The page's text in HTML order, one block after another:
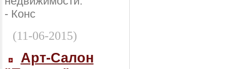
- Конс
(11-06-2015)
Арт-Салон